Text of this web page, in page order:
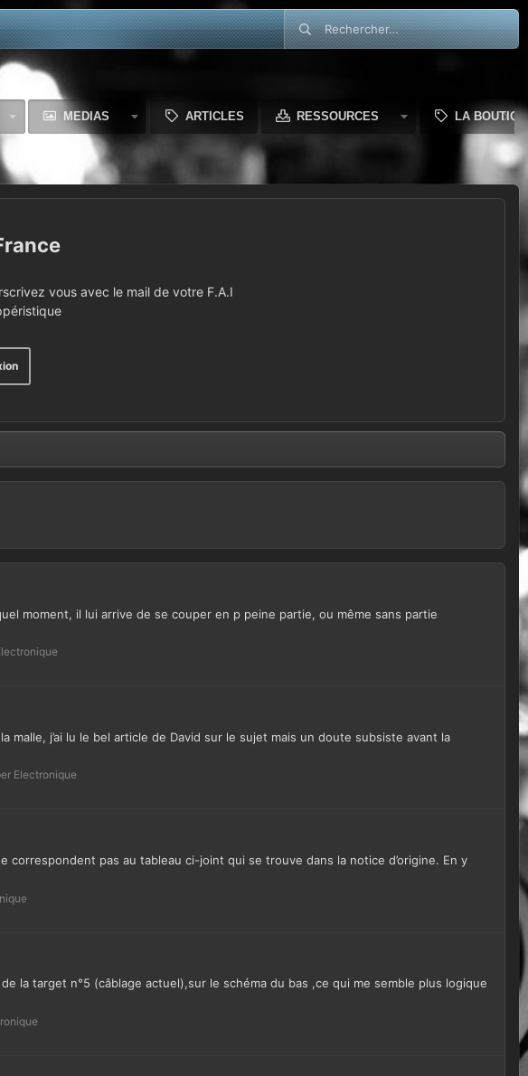
MEDIAS ARTICLES RESSOURCES LA
vous avec le mail de votre F.A.I
moment, il lui arrive de se couper en p peine partie, ou même sans partie
malle, j’ai lu le bel article de David sur le sujet mais un doute subsiste avant la
Electronique
pas au tableau ci-joint qui se trouve dans la notice d’origine. En y
la target n°5 (câblage actuel),sur le schéma du bas ,ce qui me semble plus logique